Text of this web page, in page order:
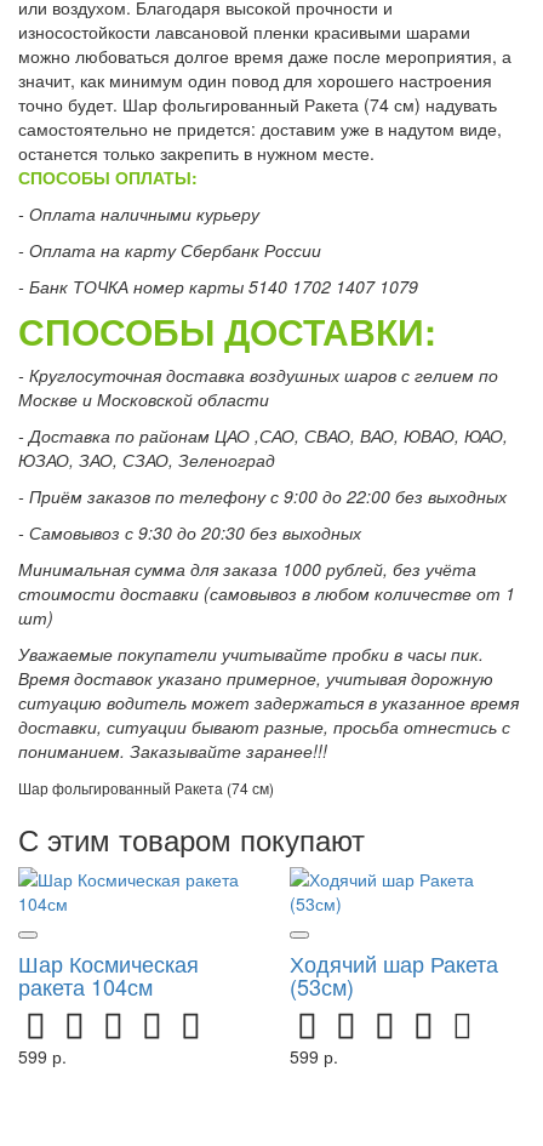
или воздухом. Благодаря высокой прочности и
износостойкости лавсановой пленки красивыми шарами
можно любоваться долгое время даже после мероприятия, а
значит, как минимум один повод для хорошего настроения
точно будет. Шар фольгированный Ракета (74 см) надувать
самостоятельно не придется: доставим уже в надутом виде,
останется только закрепить в нужном месте.
СПОСОБЫ ОПЛАТЫ:
- Оплата наличными курьеру
- Оплата на карту Сбербанк России
- Банк ТОЧКА номер карты 5140 1702 1407 1079
СПОСОБЫ ДОСТАВКИ:
- Круглосуточная доставка воздушных шаров с гелием по
Москве и Московской области
- Доставка по районам ЦАО ,САО, СВАО, ВАО, ЮВАО, ЮАО,
ЮЗАО, ЗАО, СЗАО, Зеленоград
- Приём заказов по телефону с 9:00 до 22:00 без выходных
- Самовывоз с 9:30 до 20:30 без выходных
Минимальная сумма для заказа 1000 рублей, без учёта
стоимости доставки (самовывоз в любом количестве от 1
шт)
Уважаемые покупатели учитывайте пробки в часы пик.
Время доставок указано примерное, учитывая дорожную
ситуацию водитель может задержаться в указанное время
доставки, ситуации бывают разные, просьба отнестись с
пониманием. Заказывайте заранее!!!
Шар фольгированный Ракета (74 см)
С этим товаром покупают
Шар Космическая
ракета 104см
599 р.
Ходячий шар Ракета
(53см)
599 р.